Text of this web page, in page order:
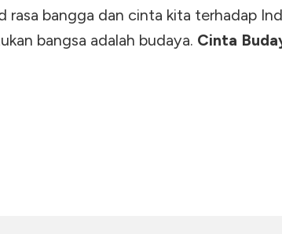
rasa bangga dan cinta kita terhadap
bangsa adalah budaya. Cinta